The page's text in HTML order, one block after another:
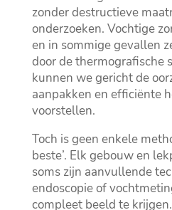
zonder destructieve
onderzoeken.​ Vochtige
en in sommige gevallen
door de thermografische
kunnen we gericht de
aanpakken en efficiënte
voorstellen.​
Toch is geen enkele
beste’.​ Elk gebouw en
soms zijn aanvullende
endoscopie of
compleet beeld te